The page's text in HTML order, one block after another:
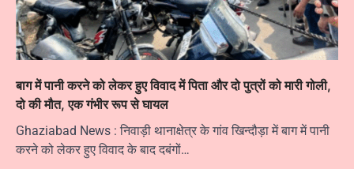
बाग में पानी करने को लेकर हुए विवाद में पिता और दो पुत्रों को मारी गोली,
दो की मौत, एक गंभीर रूप से घायल
Ghaziabad News : निवाड़ी थानाक्षेत्र के गांव खिन्दौड़ा में बाग में पानी
करने को लेकर हुए विवाद के बाद दबंगों…